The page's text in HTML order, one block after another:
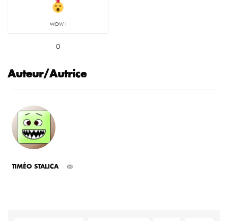
WOW !
0
Auteur/Autrice
TIMÉO STALICA